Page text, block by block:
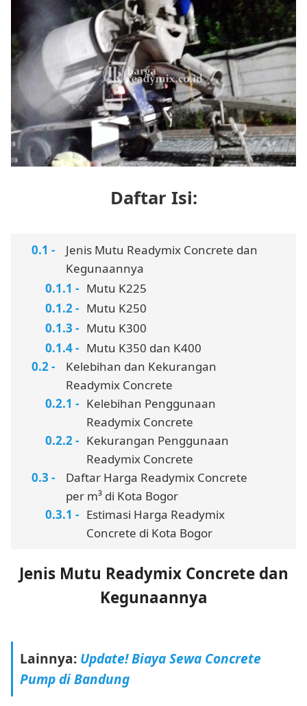
Daftar Isi:
Jenis Mutu Readymix Concrete dan
Kegunaannya
Mutu K225
Mutu K250
Mutu K300
Mutu K350 dan K400
Kelebihan dan Kekurangan
Readymix Concrete
Kelebihan Penggunaan
Readymix Concrete
Kekurangan Penggunaan
Readymix Concrete
Daftar Harga Readymix Concrete
per m³ di Kota Bogor
Estimasi Harga Readymix
Concrete di Kota Bogor
Jenis Mutu Readymix Concrete dan
Kegunaannya
Lainnya: Update! Biaya Sewa Concrete
Pump di Bandung